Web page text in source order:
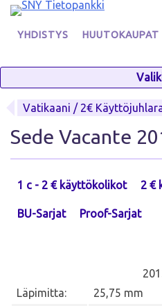
Skip
contentYHDISTYS HUUTOKAUPAT
Vatikaani / 2€
Sede Vacante
1 c - 2 € käyttökolikot 2 €
BU-Sarjat Proof-Sarjat
Läpimitta:
25,75 mm